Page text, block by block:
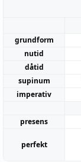
grundform
nutid
dåtid
supinum
imperativ
presens
perfekt